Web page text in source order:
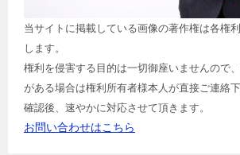
当サイトに掲載している画像の著作権は各権
します。
権利を侵害する目的は一切御座いませんので
がある場合は権利所有者様本人が直接ご連絡下
確認後、速やかに対応させて頂きます。
お問い合わせはこちら